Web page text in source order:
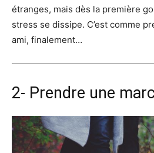
étranges, mais dès la première
stress se dissipe. C’est comme
ami, finalement…
2- Prendre une